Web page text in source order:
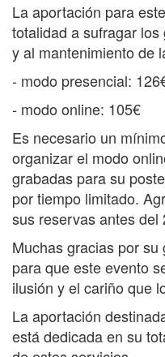
en ambas
XXI.
Desde la experiencia
llegan las reflexiones y
por qué meditar. Se
durante el curso en
la práctica. Desde las
como la psicología, la
llegan las precisas
procesos
corporales que te
mucho de aquellos
respondidos, ¿qué me
con eso que pasa?
Resumen de
¿Para qué meditar?
Cuando el silencio es
pedagogía de la
¿Cómo encontrar
tanto fuera sino en
La aportación para
totalidad a sufragar
y al mantenimiento de
- modo presencial:
- modo online: 105€
Es necesario un
organizar el modo
grabadas para su
por tiempo limitado.
sus reservas antes del
Muchas gracias por
para que este evento
ilusión y el cariño que
La aportación
está dedicada en su